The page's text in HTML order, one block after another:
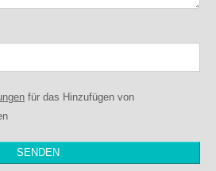
für das Hinzufügen von